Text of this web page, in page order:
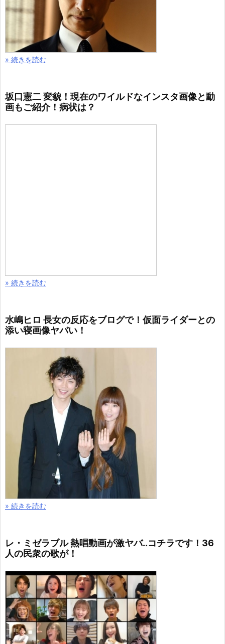
» 続きを読む
坂口憲二 変貌！現在のワイルドなインスタ画像と動
画もご紹介！病状は？
» 続きを読む
水嶋ヒロ 長女の反応をブログで！仮面ライダーとの
添い寝画像ヤバい！
» 続きを読む
レ・ミゼラブル 熱唱動画が激ヤバ..コチラです！36
人の民衆の歌が！